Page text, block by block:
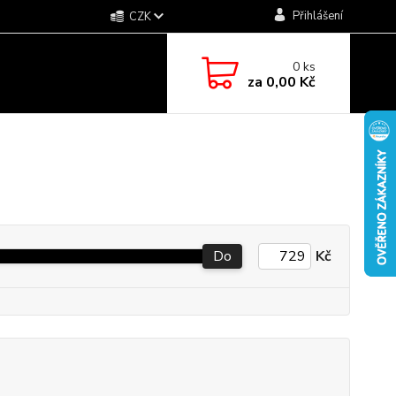
CZK Přihlášení
0ks
za 0,00 Kč
Do Kč